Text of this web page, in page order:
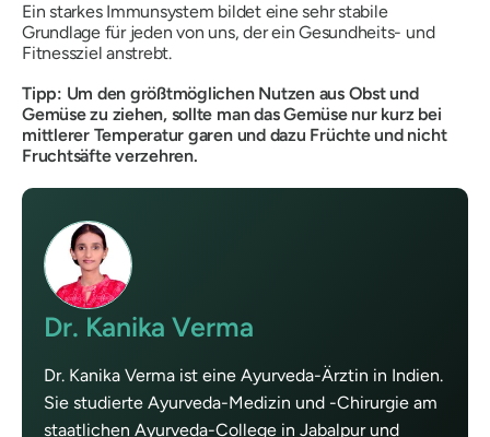
Ein starkes Immunsystem bildet eine sehr stabile
Grundlage für jeden von uns, der ein Gesundheits- und
Fitnessziel anstrebt.
Tipp: Um den größtmöglichen Nutzen aus Obst und
Gemüse zu ziehen, sollte man das Gemüse nur kurz bei
mittlerer Temperatur garen und dazu Früchte und nicht
Fruchtsäfte verzehren.
Dr. Kanika Verma
Dr. Kanika Verma ist eine Ayurveda-Ärztin in Indien.
Sie studierte Ayurveda-Medizin und -Chirurgie am
staatlichen Ayurveda-College in Jabalpur und